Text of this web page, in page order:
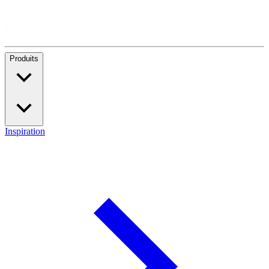
Produits
Inspiration